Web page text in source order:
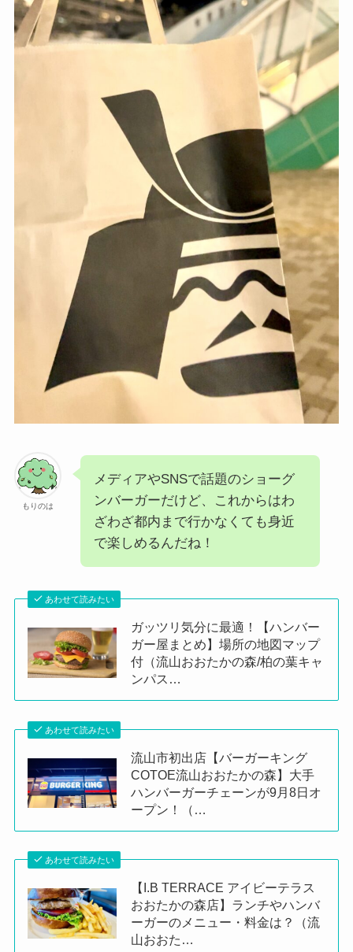
もりのは
メディアやSNSで話題のショーグ
ンバーガーだけど、これからはわ
ざわざ都内まで行かなくても身近
で楽しめるんだね！
あわせて読みたい
ガッツリ気分に最適！【ハンバー
ガー屋まとめ】場所の地図マップ
付（流山おおたかの森/柏の葉キャ
ンパス…
あわせて読みたい
流山市初出店【バーガーキング
COTOE流山おおたかの森】大手
ハンバーガーチェーンが9月8日オ
ープン！（…
あわせて読みたい
【I.B TERRACE アイビーテラス
おおたかの森店】ランチやハンバ
ーガーのメニュー・料金は？（流
山おおた…